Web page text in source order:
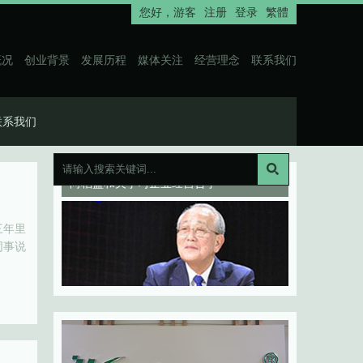
您好， 游客 注册 登录 繁體
创业背景 发展历程 媒体关注 经营理念 联系我们
系我们
里
事说
向稻盛和夫学习企业经营哲学